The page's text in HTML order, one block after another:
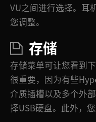
VU之间进行选择。耳
您调整。
存储
存储菜单可让您看到
很重要，因为有些
介质插槽以及多个外
择USB硬盘。此外，